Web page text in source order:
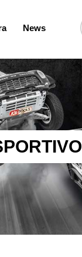
News